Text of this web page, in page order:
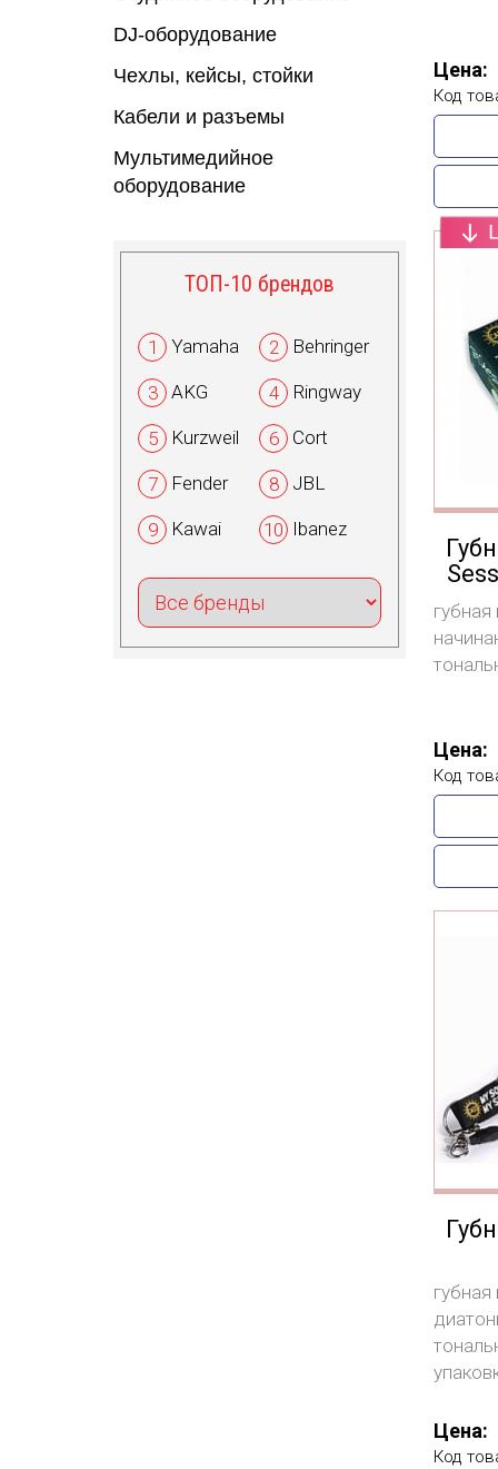
DJ-оборудование
Чехлы, кейсы, стойки
Кабели и разъемы
Мультимедийное
оборудование
ТОП-10 брендов
1 Yamaha 2 Behringer
3 AKG 4 Ringway
5 Kurzweil 6 Cort
7 Fender 8 JBL
9 Kawai 10 Ibanez
Цена:
Код
Цена:
Код
Цена:
Код